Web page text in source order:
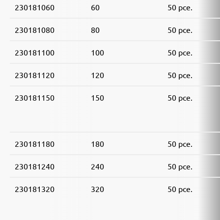
230181060 60 50 pce.
230181080 80 50 pce.
230181100 100 50 pce.
230181120 120 50 pce.
230181150 150 50 pce.
230181180 180 50 pce.
230181240 240 50 pce.
230181320 320 50 pce.